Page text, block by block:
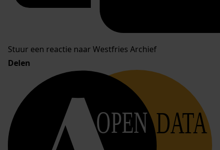
Stuur een reactie naar Westfries Archief
Delen
OPEN DATA